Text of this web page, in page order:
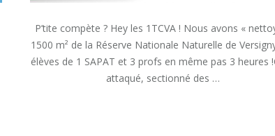
P’tite compète ? Hey les 1TCVA ! Nous avons «
1500 m² de la Réserve Nationale Naturelle de
élèves de 1 SAPAT et 3 profs en même pas 3 heures
attaqué, sectionné des …